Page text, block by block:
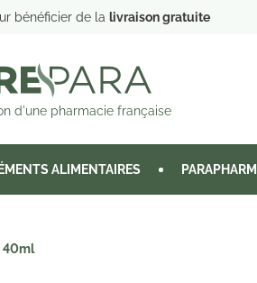
bénéficier de la livraison gratuite
d'une pharmacie française
ALIMENTAIRES
40ml